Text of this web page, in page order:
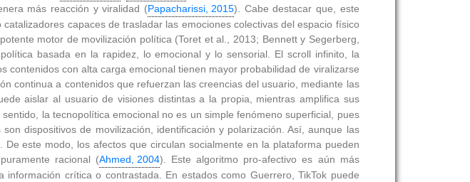
más reacción y viralidad (Papacharissi, 2015). Cabe destacar que, este
capaces de trasladar las emociones colectivas del espacio físico
motor de movilización política (Toret et al., 2013; Bennett y Segerberg,
basada en la rapidez, lo emocional y lo sensorial. El scroll infinito, la
con alta carga emocional tienen mayor probabilidad de viralizarse
continua a contenidos que refuerzan las creencias del usuario, mediante las
aislar al usuario de visiones distintas a la propia, mientras amplifica sus
la tecnopolítica emocional no es un simple fenómeno superficial, pues
dispositivos de movilización, identificación y polarización. Así, aunque las
este modo, los afectos que circulan socialmente en la plataforma pueden
racional (Ahmed, 2004). Este algoritmo pro-afectivo es aún más
crítica o contrastada. En estados como Guerrero, TikTok puede